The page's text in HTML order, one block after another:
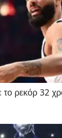
ρεκόρ 32